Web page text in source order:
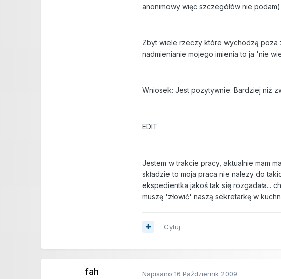
anonimowy więc szczegółów nie
Zbyt wiele rzeczy które wychodzą poza
nadmienianie mojego imienia to ja 'nie
Wniosek: Jest pozytywnie. Bardziej niż
EDIT
Jestem w trakcie pracy, aktualnie mam
składzie to moja praca nie nalezy do
ekspedientka jakoś tak się rozgadała...
muszę 'złowić' naszą sekretarkę w
Cytuj
fah Napisano16 Październik 2009